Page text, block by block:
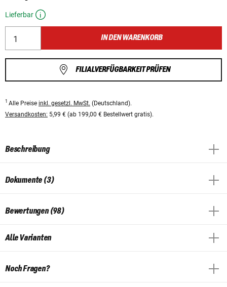
Lieferbar
IN DEN WARENKORB
FILIALVERFÜGBARKEIT PRÜFEN
1 Alle Preise inkl. gesetzl. MwSt. (Deutschland).
Versandkosten: 5,99 € (ab 199,00 € Bestellwert gratis).
Beschreibung
Dokumente (3)
Bewertungen (98)
Alle Varianten
Noch Fragen?